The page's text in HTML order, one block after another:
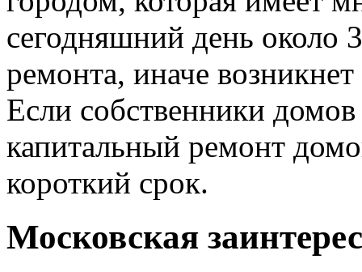
сегодняшний день около
ремонта, иначе
Если собственники домов
капитальный ремонт
короткий срок.
Московская